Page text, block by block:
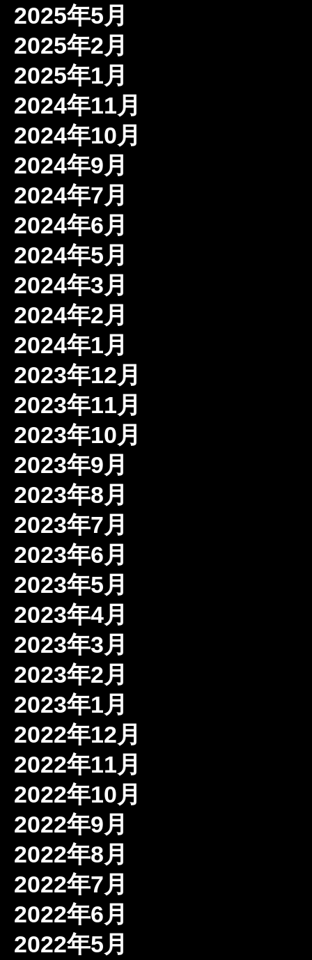
2025年5月
2025年2月
2025年1月
2024年11月
2024年10月
2024年9月
2024年7月
2024年6月
2024年5月
2024年3月
2024年2月
2024年1月
2023年12月
2023年11月
2023年10月
2023年9月
2023年8月
2023年7月
2023年6月
2023年5月
2023年4月
2023年3月
2023年2月
2023年1月
2022年12月
2022年11月
2022年10月
2022年9月
2022年8月
2022年7月
2022年6月
2022年5月